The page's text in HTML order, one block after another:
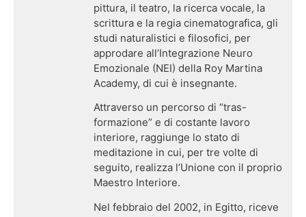
pittura, il teatro, la ricerca vocale, la
scrittura e la regia cinematografica, gli
studi naturalistici e filosofici, per
approdare all’Integrazione Neuro
Emozionale (NEI) della Roy Martina
Academy, di cui è insegnante.
Attraverso un percorso di “tras-
formazione” e di costante lavoro
interiore, raggiunge lo stato di
meditazione in cui, per tre volte di
seguito, realizza l’Unione con il proprio
Maestro Interiore.
Nel febbraio del 2002, in Egitto, riceve